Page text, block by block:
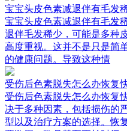
宝宝头皮色素减退伴有毛发
宝宝头皮色素减退伴有毛发
退伴毛发稀少，可能是多种
高度重视。这并不是只是简
的健康问题。导致这种情
受伤后色素脱失怎么办恢复
受伤后色素脱失怎么办恢复
决于多种因素，包括损伤的
型以及治疗方案的选择。恢